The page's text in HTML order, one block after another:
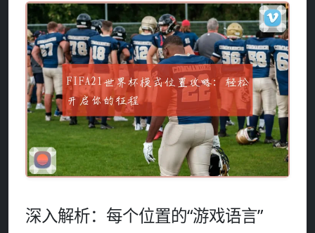
深入解析：每个位置的“游戏语言”